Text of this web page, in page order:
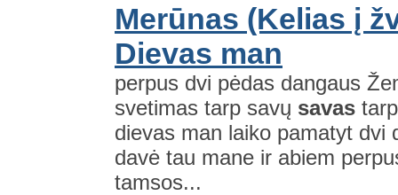
Merūnas (Kelias į
Dievas man
perpus dvi pėdas dangaus
svetimas tarp savų savas
dievas man laiko pamatyt dvi
davė tau mane ir abiem
tamsos...